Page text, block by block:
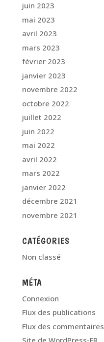
juin 2023
mai 2023
avril 2023
mars 2023
février 2023
janvier 2023
novembre 2022
octobre 2022
juillet 2022
juin 2022
mai 2022
avril 2022
mars 2022
janvier 2022
décembre 2021
novembre 2021
CATÉGORIES
Non classé
MÉTA
Connexion
Flux des publications
Flux des commentaires
Site de WordPress-FR